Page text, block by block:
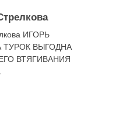
ИГОРЬ
ТУРОК ВЫГОДНА
ВТЯГИВАНИЯ